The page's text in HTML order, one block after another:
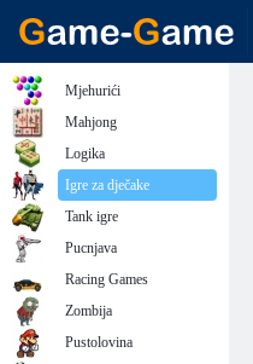
Mjehurići
Mahjong
Logika
Igre za dječake
Tank igre
Pucnjava
Racing Games
Zombija
Pustolovina